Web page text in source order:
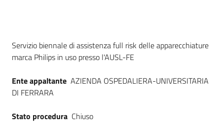
su
Dati del bando
Servizio biennale di assistenza full risk delle apparecchiature
marca Philips in uso presso l'AUSL-FE
Ente appaltante AZIENDA OSPEDALIERA-UNIVERSITARIA
DI FERRARA
Stato procedura Chiuso